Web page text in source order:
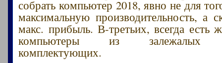
собрать компьютер 2018, явно не для
максимальную производительность, а
макс. прибыль. В-третьих, всегда есть
компьютеры из залежалых
комплектующих.